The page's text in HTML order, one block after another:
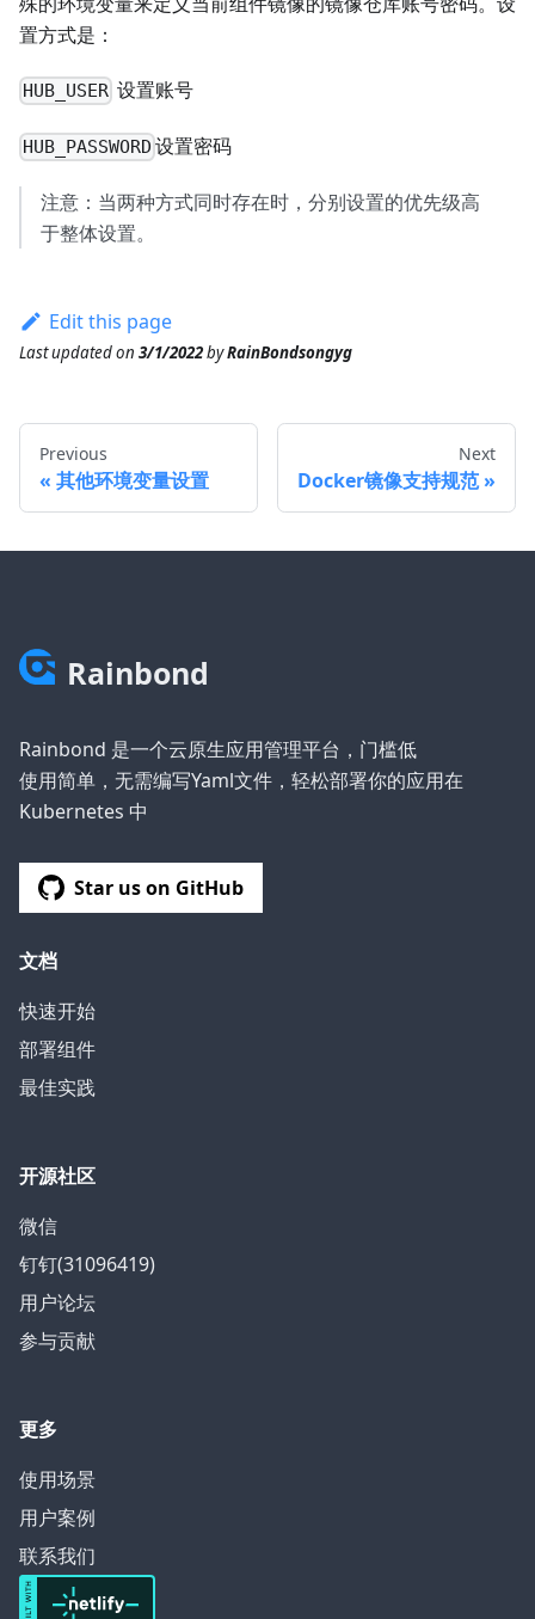
置方式是：
HUB_USER 设置账号
HUB_PASSWORD 设置密码
注意：当两种方式同时存在时，分别设置的优先级高
于整体设置。
Edit this page
Last updatedon 3/1/2022byRainBondsongyg
Previous
其他环境变量设置
Next
Docker镜像支持规范
Rainbond
Rainbond 是一个云原生应用管理平台，门槛低
使用简单，无需编写Yaml文件，轻松部署你的应用在
Kubernetes 中
Star us on GitHub
文档
快速开始
部署组件
最佳实践
开源社区
微信
钉钉(31096419)
用户论坛
参与贡献
更多
使用场景
用户案例
联系我们